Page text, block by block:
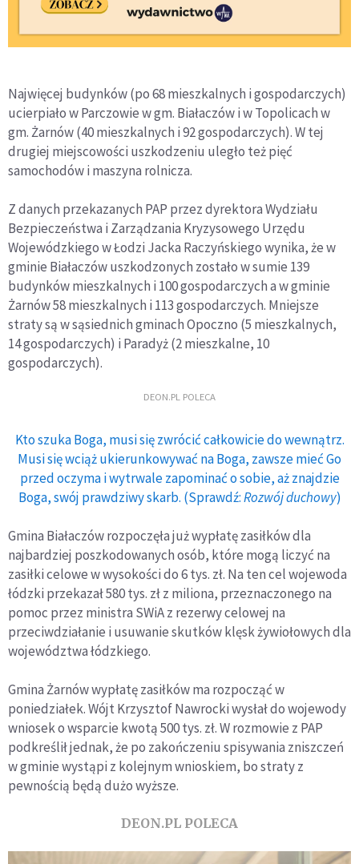
Najwięcej budynków (po 68 mieszkalnych i gospodarczych)
ucierpiało w Parczowie w gm. Białaczów i w Topolicach w
gm. Żarnów (40 mieszkalnych i 92 gospodarczych). W tej
drugiej miejscowości uszkodzeniu uległo też pięć
samochodów i maszyna rolnicza.
Z danych przekazanych PAP przez dyrektora Wydziału
Bezpieczeństwa i Zarządzania Kryzysowego Urzędu
Wojewódzkiego w Łodzi Jacka Raczyńskiego wynika, że w
gminie Białaczów uszkodzonych zostało w sumie 139
budynków mieszkalnych i 100 gospodarczych a w gminie
Żarnów 58 mieszkalnych i 113 gospodarczych. Mniejsze
straty są w sąsiednich gminach Opoczno (5 mieszkalnych,
14 gospodarczych) i Paradyż (2 mieszkalne, 10
gospodarczych).
DEON.PL POLECA
Kto szuka Boga, musi się zwrócić całkowicie do wewnątrz.
Musi się wciąż ukierunkowywać na Boga, zawsze mieć Go
przed oczyma i wytrwale zapominać o sobie, aż znajdzie
Boga, swój prawdziwy skarb. (Sprawdź:Rozwój duchowy)
Gmina Białaczów rozpoczęła już wypłatę zasiłków dla
najbardziej poszkodowanych osób, które mogą liczyć na
zasiłki celowe w wysokości do 6 tys. zł. Na ten cel wojewoda
łódzki przekazał 580 tys. zł z miliona, przeznaczonego na
pomoc przez ministra SWiA z rezerwy celowej na
przeciwdziałanie i usuwanie skutków klęsk żywiołowych dla
województwa łódzkiego.
Gmina Żarnów wypłatę zasiłków ma rozpocząć w
poniedziałek. Wójt Krzysztof Nawrocki wysłał do wojewody
wniosek o wsparcie kwotą 500 tys. zł. W rozmowie z PAP
podkreślił jednak, że po zakończeniu spisywania zniszczeń
w gminie wystąpi z kolejnym wnioskiem, bo straty z
pewnością będą dużo wyższe.
DEON.PL POLECA